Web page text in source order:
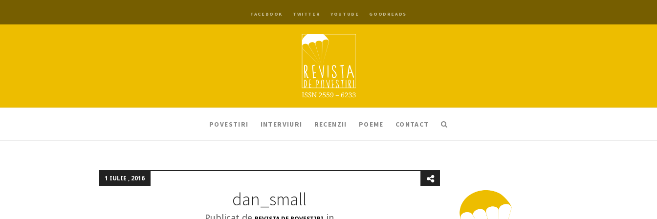
FACEBOOK TWITTER YOUTUBE GOODREADS
POVESTIRI INTERVIURI RECENZII POEME CONTACT
1 IULIE , 2016
dan_small